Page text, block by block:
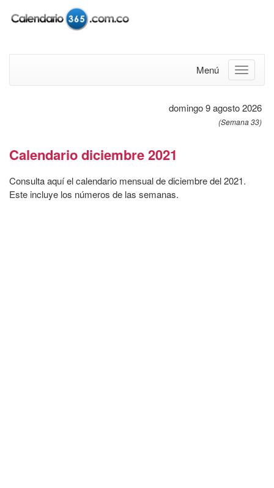
Menú
domingo 9 agosto 2026
(Semana 33)
Calendario diciembre 2021
Consulta aquí el calendario mensual de diciembre del 2021.
Este incluye los números de las semanas.